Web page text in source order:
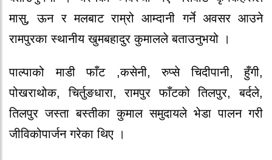
मासु, ऊन र मलबाट राम्रो आम्दानी गर्ने अवसर आउने
रामपुरका स्थानीय खुमबहादुर कुमालले बताउनुभयो ।
पाल्पाको माडी फाँट ,कसेनी, रुप्से चिदीपानी, हुँगी,
पोखराथोक, चिर्तुङधारा, रामपुर फाँटको तिलपुर, बर्दले,
तिलपुर जस्ता बस्तीका कुमाल समुदायले भेडा पालन गरी
जीविकोपार्जन गरेका थिए ।